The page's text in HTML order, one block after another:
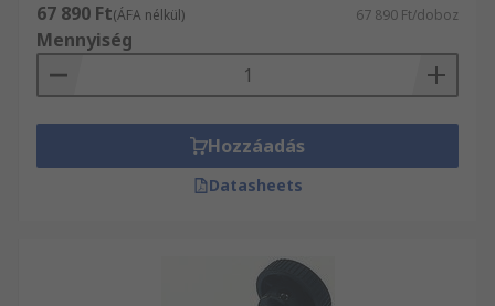
67 890 Ft(ÁFA nélkül) 67 890 Ft/doboz
Mennyiség
Hozzáadás
Datasheets